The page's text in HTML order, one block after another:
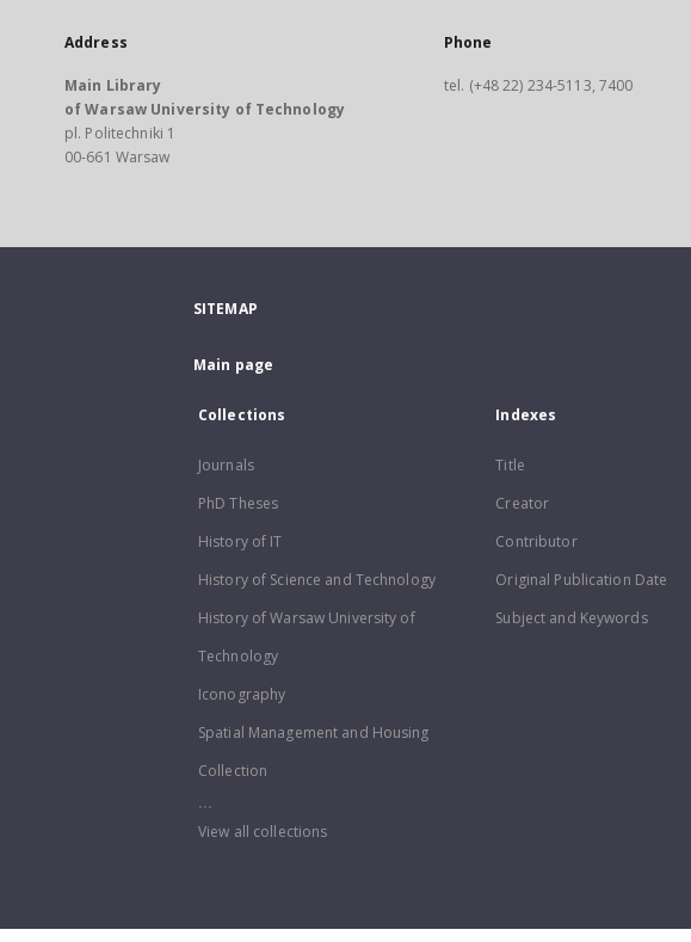
Address
Main Library
of Warsaw University of Technology
pl. Politechniki 1
00-661 Warsaw
Phone
tel. (+48 22) 234-5113, 7400
SITEMAP
Main page
Collections
Journals
PhD Theses
History of IT
History of Science and Technology
History of Warsaw University of
Technology
Iconography
Spatial Management and Housing
Collection
...
View all collections
Indexes
Title
Creator
Contributor
Original Publication Date
Subject and Keywords